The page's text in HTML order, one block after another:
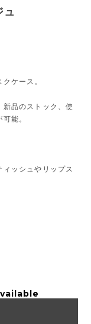
ケース。
品のストック、使
能。
ッシュやリップス